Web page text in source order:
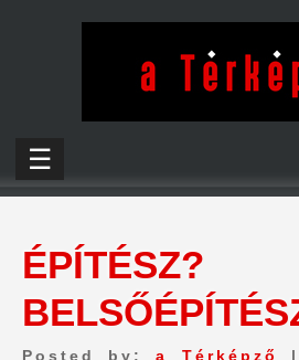
☰
ÉPÍTÉSZ?
Posted by:a Térképző
|